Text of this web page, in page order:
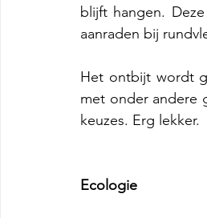
blijft hangen.
aanraden bij
Het ontbijt wordt
met onder andere
keuzes. Erg lekker.
Ecologie